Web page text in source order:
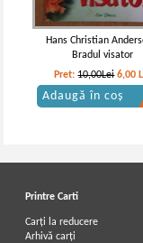
Hans Christian
Bradul visator
Pret:10,00Lei 6,00
Adaugă în coș
Printre Carti
Carți la reducere
Arhivă carți